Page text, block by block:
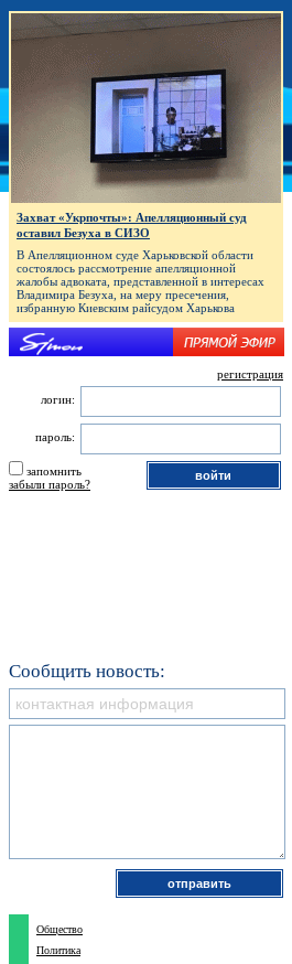
Захват «Укрпочты»: Апелляционный суд
оставил Безуха в СИЗО
В Апелляционном суде Харьковской области
состоялось рассмотрение апелляционной
жалобы адвоката, представленной в интересах
Владимира Безуха, на меру пресечения,
избранную Киевским райсудом Харькова
регистрация
логин:
пароль:
запомнить
забыли пароль?
Сообщить новость:
Общество
Политика